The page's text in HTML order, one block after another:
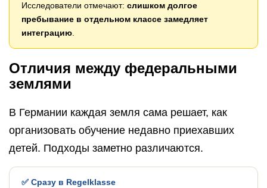
Исследователи отмечают: слишком долгое
пребывание в отдельном классе замедляет
интеграцию.
Отличия между федеральными
землями
В Германии каждая земля сама решает, как
организовать обучение недавно приехавших
детей. Подходы заметно различаются.
✅ Сразу в Regelklasse